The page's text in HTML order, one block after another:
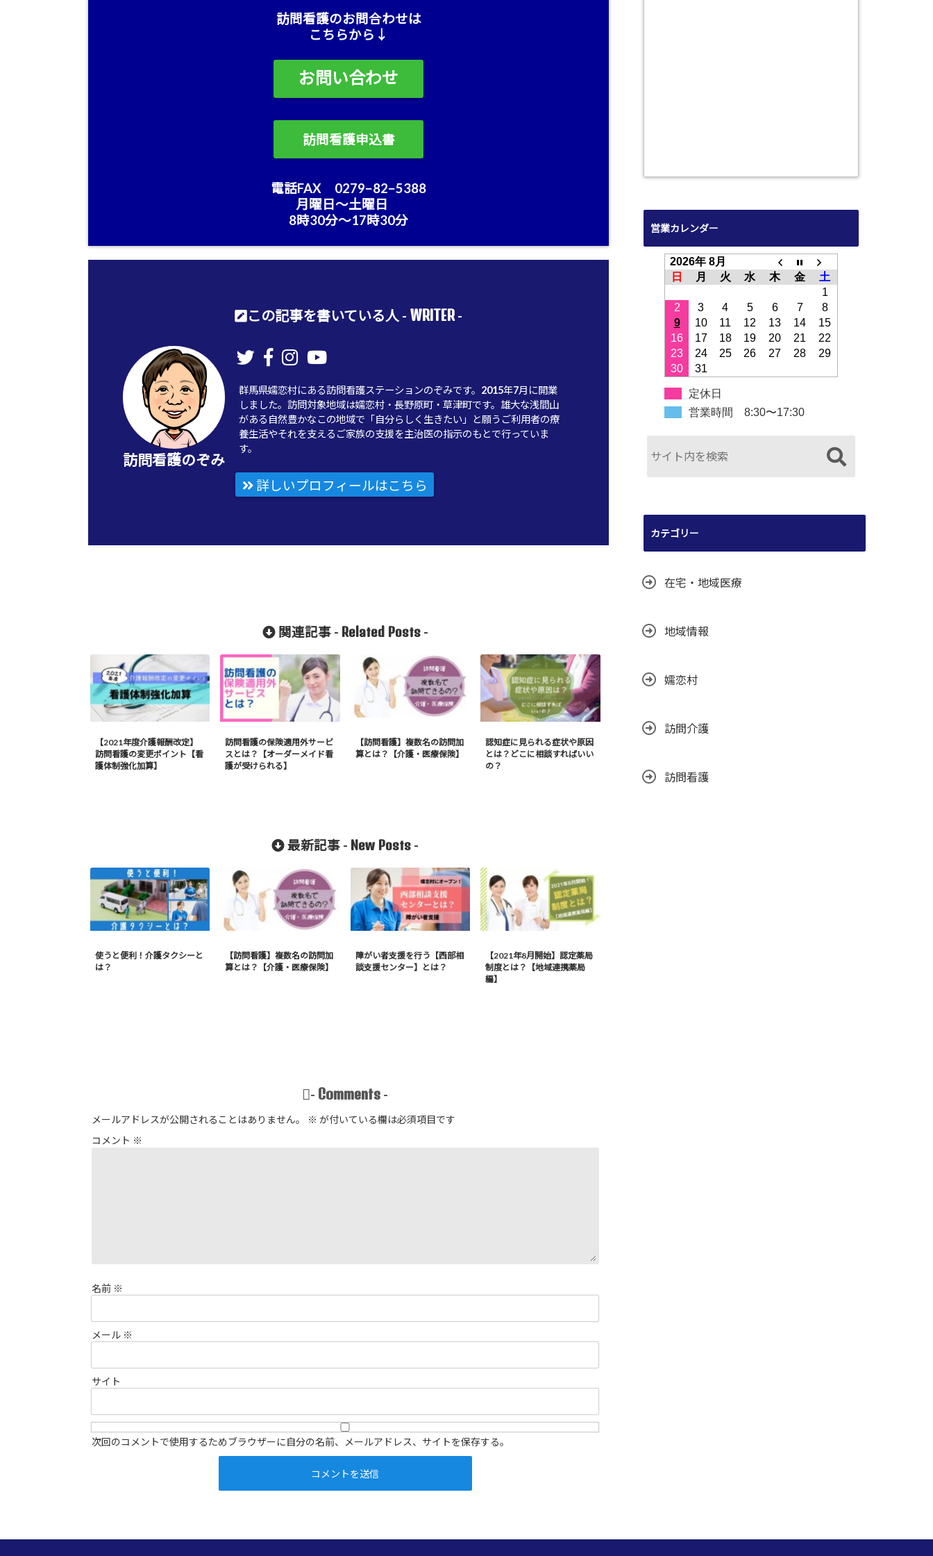
訪問看護のお問合わせは
こちらから↓
お問い合わせ
訪問看護申込書
電話FAX 0279−82−5388
月曜日〜土曜日
8時30分〜17時30分
この記事を書いている人 - WRITER-
訪問看護のぞみ
群馬県嬬恋村にある訪問看護ステーションのぞみです。2015年7月に開業
しました。訪問対象地域は嬬恋村・長野原町・草津町です。雄大な浅間山
がある自然豊かなこの地域で「自分らしく生きたい」と願うご利用者の療
養生活やそれを支えるご家族の支援を主治医の指示のもとで行っていま
す。
詳しいプロフィールはこちら
関連記事 - Related Posts-
【2021年度介護報酬改定】
訪問看護の変更ポイント【看
護体制強化加算】
訪問看護の保険適用外サービ
スとは？【オーダーメイド看
護が受けられる】
【訪問看護】複数名の訪問加
算とは？【介護・医療保険】
認知症に見られる症状や原因
とは？どこに相談すればいい
の？
最新記事 - New Posts -
使うと便利！介護タクシーと
は？
【訪問看護】複数名の訪問加
算とは？【介護・医療保険】
障がい者支援を行う【西部相
談支援センター】とは？
【2021年8月開始】認定薬局
制度とは？【地域連携薬局
編】
- Comments -
メールアドレスが公開されることはありません。 ※ が付いている欄は必須項目です
コメント ※
名前 ※
メール ※
サイト
次回のコメントで使用するためブラウザーに自分の名前、メールアドレス、サイトを保存する。
営業カレンダー
2026年 8月
日
月 火 水 木 金
土
1
2
3 4 5 6 7
8
9
10 11 12 13 14
15
16
17 18 19 20 21
22
23
24 25 26 27 28
29
30
31
定休日
営業時間 8:30〜17:30
カテゴリー
在宅・地域医療
地域情報
嬬恋村
訪問介護
訪問看護